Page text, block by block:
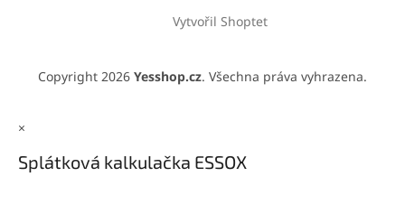
Vytvořil Shoptet
Copyright 2026 Yesshop.cz. Všechna práva vyhrazena.
×
Splátková kalkulačka ESSOX